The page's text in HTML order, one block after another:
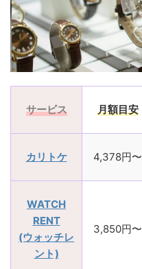
サービス 月額目安
カリトケ 4,378円〜
WATCH
RENT
(ウォッチレ
ント)
3,850円〜